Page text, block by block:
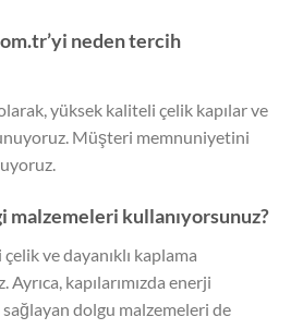
neden tercih
yüksek kaliteli çelik kapılar ve
Müşteri memnuniyetini
malzemeleri kullanıyorsunuz?
ve dayanıklı kaplama
kapılarımızda enerji
sağlayan dolgu malzemeleri de